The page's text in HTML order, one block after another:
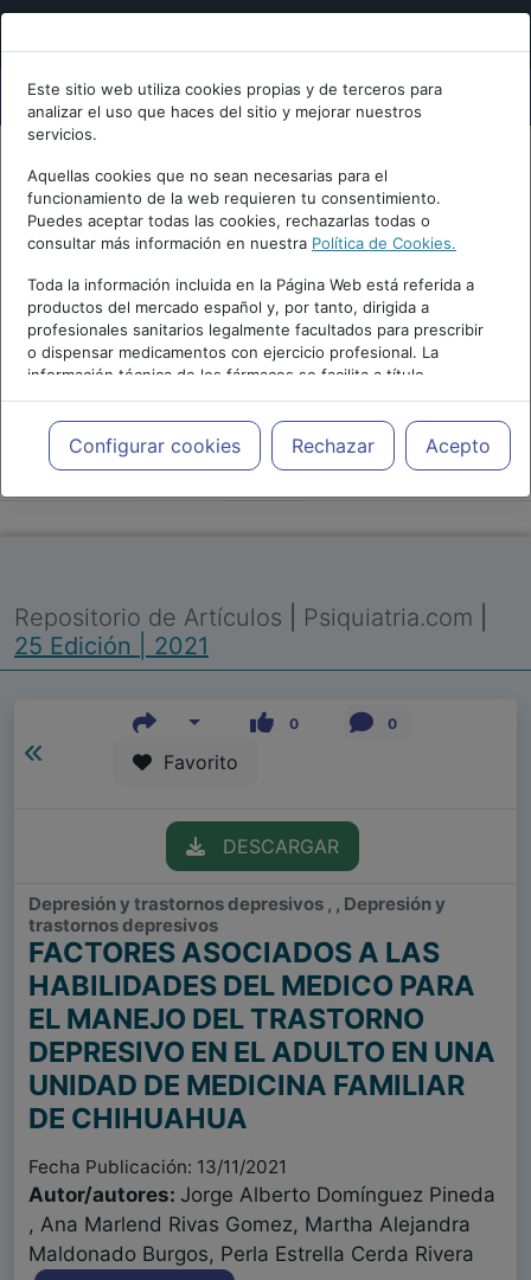
Este sitio web utiliza cookies propias y de terceros para
analizar el uso que haces del sitio y mejorar nuestros
servicios.
Aquellas cookies que no sean necesarias para el
funcionamiento de la web requieren tu consentimiento.
Puedes aceptar todas las cookies, rechazarlas todas o
consultar más información en nuestra Política de Cookies.
Toda la información incluida en la Página Web está referida a
productos del mercado español y, por tanto, dirigida a
profesionales sanitarios legalmente facultados para prescribir
o dispensar medicamentos con ejercicio profesional. La
información técnica de los fármacos se facilita a título
meramente informativo, siendo responsabilidad de los
profesionales facultados prescribir medicamentos y decidir, en
cada caso concreto, el tratamiento más adecuado a las
necesidades del paciente.
Configurar cookies Rechazar Acepto
PUBLICIDAD
Repositorio de Artículos Psiquiatria.com
25 Edición | 2021
0 0
Favorito
DESCARGAR
Depresión y trastornos depresivos , , Depresión y
trastornos depresivos
FACTORES ASOCIADOS A LAS
HABILIDADES DEL MEDICO PARA
EL MANEJO DEL TRASTORNO
DEPRESIVO EN EL ADULTO EN UNA
UNIDAD DE MEDICINA FAMILIAR
DE CHIHUAHUA
Fecha Publicación: 13/11/2021
Autor/autores: Jorge Alberto Domínguez Pineda
, Ana Marlend Rivas Gomez, Martha Alejandra
Maldonado Burgos, Perla Estrella Cerda Rivera